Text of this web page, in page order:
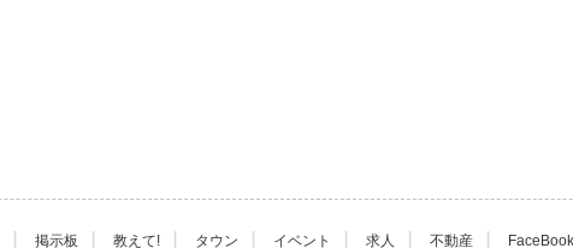
| 掲示板 | 教えて! | タウン | イベント | 求人 | 不動産 |